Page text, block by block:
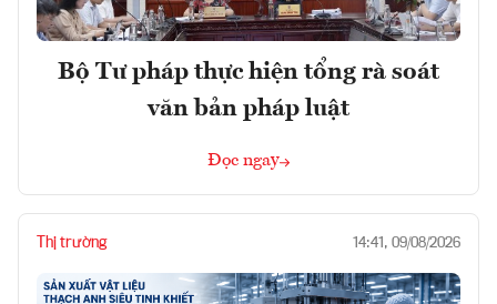
Bộ Tư pháp thực hiện tổng rà soát
văn bản pháp luật
Đọc ngay
Thị trường 14:41, 09/08/2026